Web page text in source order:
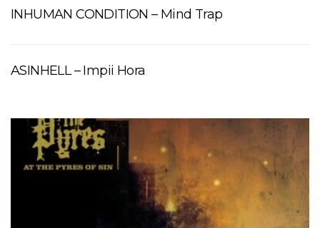
INHUMAN CONDITION – Mind Trap
ASINHELL – Impii Hora